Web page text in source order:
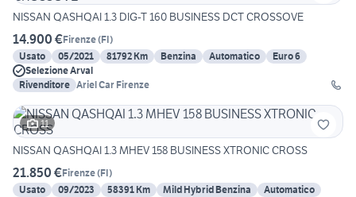
NISSAN QASHQAI 1.3 DIG-T 160 BUSINESS DCT CROSSOVE
14.900 €Firenze(FI)
Usato
05/2021 81792 Km Benzina Automatico
Euro 6
Selezione Arval
Rivenditore Ariel Car Firenze
11
NISSAN QASHQAI 1.3 MHEV 158 BUSINESS XTRONIC CROSS
21.850 €Firenze(FI)
Usato
09/2023 58391 Km Mild Hybrid Benzina
Automatico